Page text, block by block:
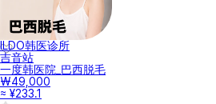
ILDO韩医诊所
吉音站
一度韩医院_巴西脱毛
₩49,000
≈ ¥233.1